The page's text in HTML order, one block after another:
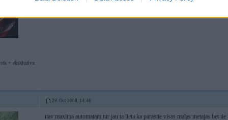
+ ekskluzīvu
29. Oct 2008, 14:46
nav maxima automatam tur jau ta lieta ka parastie visas malas metajas bet